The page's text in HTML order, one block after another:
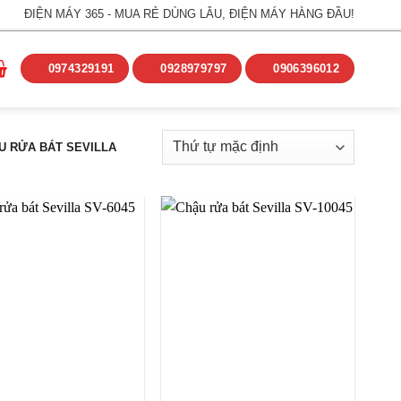
ĐIỆN MÁY 365 - MUA RẺ DÙNG LÂU, ĐIỆN MÁY HÀNG ĐẦU!
0974329191 0928979797 0906396012
RỬA BÁT SEVILLA